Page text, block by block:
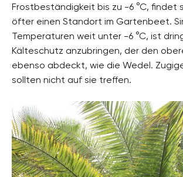
Frostbeständigkeit bis zu -6 °C, findet
öfter einen Standort im Gartenbeet.
Temperaturen weit unter -6 °C, ist
Kälteschutz anzubringen, der den
ebenso abdeckt, wie die Wedel.
sollten nicht auf sie treffen.